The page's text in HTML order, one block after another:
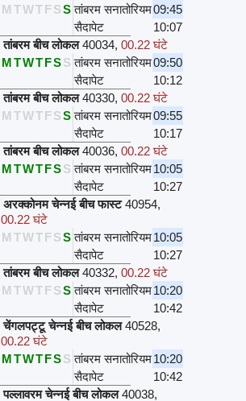
M TWTFSS तांबरम सनातोरियम09:45
सैदापेट
10:07
तांबरम बीच लोकल 40034,00.22 घंटे
MTWTFSS तांबरम सनातोरियम09:50
सैदापेट
10:12
तांबरम बीच लोकल 40330,00.22 घंटे
M TWTFSS तांबरम सनातोरियम09:55
सैदापेट
10:17
तांबरम बीच लोकल 40036,00.22 घंटे
MTWTFSS तांबरम सनातोरियम10:05
सैदापेट
10:27
अरक्कोनम चेन्नई बीच फास्ट 40954,
00.22 घंटे
M TWTFSS तांबरम सनातोरियम10:05
सैदापेट
10:27
तांबरम बीच लोकल 40332,00.22 घंटे
M TWTFSS तांबरम सनातोरियम10:20
सैदापेट
10:42
चेंगलपट्टू चेन्नई बीच लोकल 40528,
00.22 घंटे
MTWTFSS तांबरम सनातोरियम10:20
सैदापेट
10:42
पल्लावरम चेन्नई बीच लोकल 40038,